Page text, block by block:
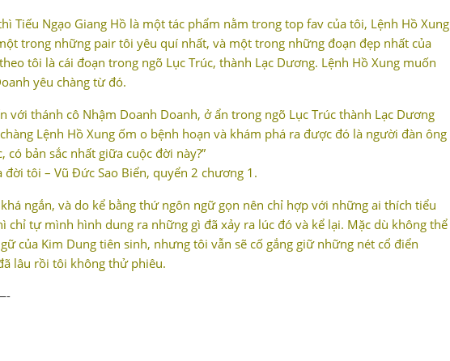
Tiếu Ngạo Giang Hồ là một tác phẩm nằm trong top fav của tôi, Lệnh Hồ Xung
trong những pair tôi yêu quí nhất, và một trong những đoạn đẹp nhất của
tôi là cái đoạn trong ngõ Lục Trúc, thành Lạc Dương. Lệnh Hồ Xung muốn
yêu chàng từ đó.
với thánh cô Nhậm Doanh Doanh, ở ẩn trong ngõ Lục Trúc thành Lạc Dương
Lệnh Hồ Xung ốm o bệnh hoạn và khám phá ra được đó là người đàn ông
bản sắc nhất giữa cuộc đời này?”
tôi – Vũ Đức Sao Biển, quyển 2 chương 1.
ngắn, và do kể bằng thứ ngôn ngữ gọn nên chỉ hợp với những ai thích tiểu
chỉ tự mình hình dung ra những gì đã xảy ra lúc đó và kể lại. Mặc dù không thể
của Kim Dung tiên sinh, nhưng tôi vẫn sẽ cố gắng giữ những nét cổ điển
lâu rồi tôi không thử phiêu.